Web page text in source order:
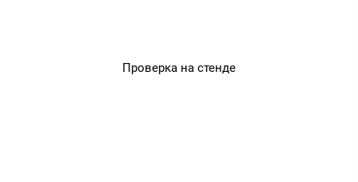
Проверка на стенде